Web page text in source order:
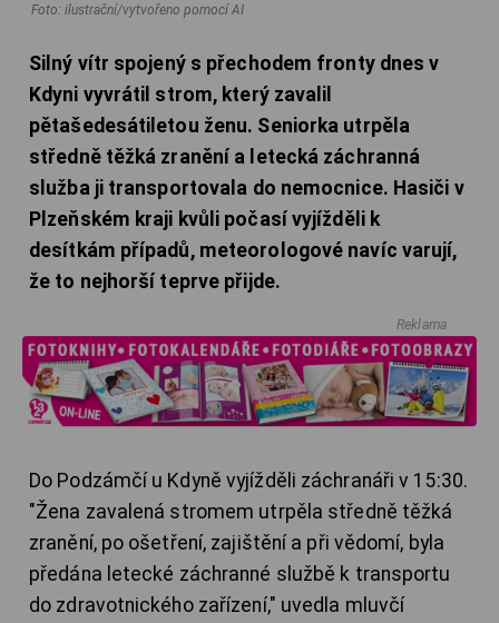
Foto: ilustrační/vytvořeno pomocí AI
Silný vítr spojený s přechodem fronty dnes v
Kdyni vyvrátil strom, který zavalil
pětašedesátiletou ženu. Seniorka utrpěla
středně těžká zranění a letecká záchranná
služba ji transportovala do nemocnice. Hasiči v
Plzeňském kraji kvůli počasí vyjížděli k
desítkám případů, meteorologové navíc varují,
že to nejhorší teprve přijde.
Reklama
Do Podzámčí u Kdyně vyjížděli záchranáři v 15:30.
"Žena zavalená stromem utrpěla středně těžká
zranění, po ošetření, zajištění a při vědomí, byla
předána letecké záchranné službě k transportu
do zdravotnického zařízení," uvedla mluvčí